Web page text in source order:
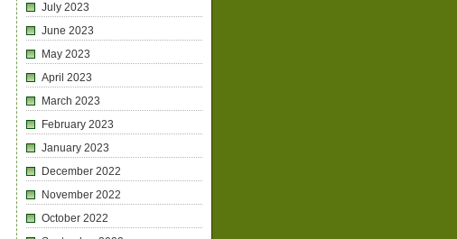
July 2023
June 2023
May 2023
April 2023
March 2023
February 2023
January 2023
December 2022
November 2022
October 2022